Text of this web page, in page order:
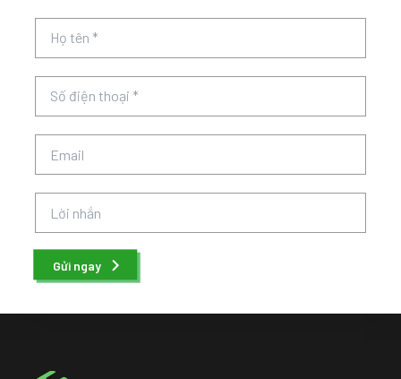
Gửi ngay